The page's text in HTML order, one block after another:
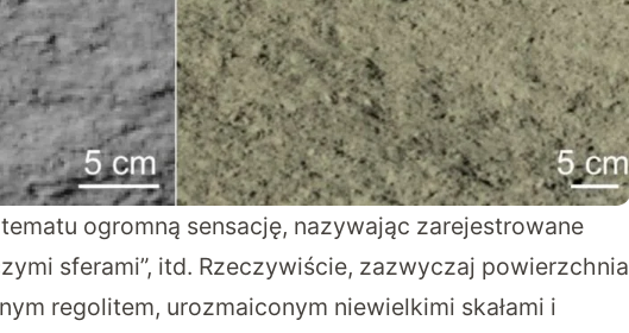
ogromną sensację, nazywając zarejestrowane
sferami”, itd. Rzeczywiście, zazwyczaj powierzchnia
regolitem, urozmaiconym niewielkimi skałami i